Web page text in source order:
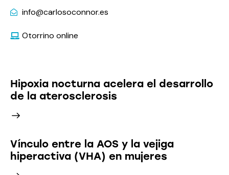
info@carlosoconnor.es
Otorrino online
Hipoxia nocturna acelera el desarrollo
de la aterosclerosis
Vínculo entre la AOS y la vejiga
hiperactiva (VHA) en mujeres